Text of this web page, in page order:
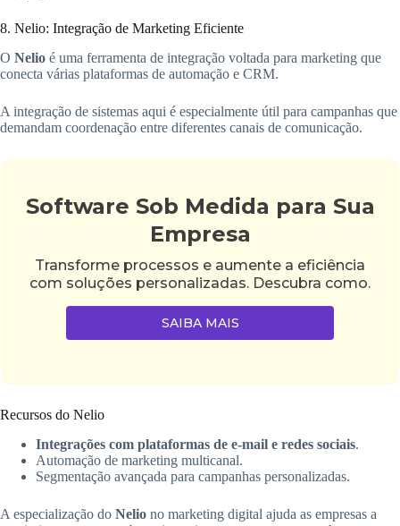
8. Nelio: Integração de Marketing Eficiente
O Nelio é uma ferramenta de integração voltada para marketing que
conecta várias plataformas de automação e CRM.
A integração de sistemas aqui é especialmente útil para campanhas que
demandam coordenação entre diferentes canais de comunicação.
Software Sob Medida para Sua
Empresa
Transforme processos e aumente a eficiência
com soluções personalizadas. Descubra como.
SAIBA MAIS
Recursos do Nelio
Integrações com plataformas de e-mail e redes sociais.
Automação de marketing multicanal.
Segmentação avançada para campanhas personalizadas.
A especialização do Nelio no marketing digital ajuda as empresas a